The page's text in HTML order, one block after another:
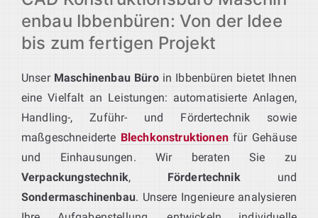
enbau Ibbenbüren: Von der Idee
bis zum fertigen Projekt
Unser Maschinenbau Büroin Ibbenbüren bietet Ihnen
eine Vielfalt an Leistungen: automatisierte Anlagen,
Handling-, Zuführ- und Fördertechnik sowie
maßgeschneiderte Blechkonstruktionenfür Gehäuse
und Einhausungen. Wir beraten Sie zu
Verpackungstechnik, Fördertechnikund
Sondermaschinenbau. Unsere Ingenieure analysieren